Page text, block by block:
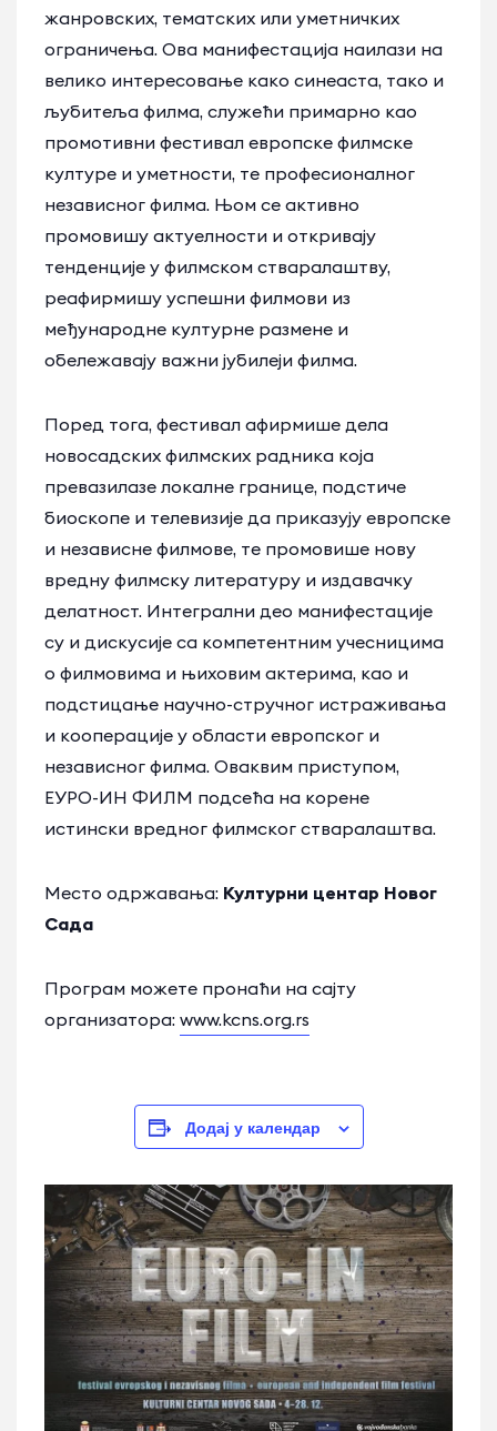
жанровских, тематских или уметничких
ограничења. Ова манифестација наилази на
велико интересовање како синеаста, тако и
љубитеља филма, служећи примарно као
промотивни фестивал европске филмске
културе и уметности, те професионалног
независног филма. Њом се активно
промовишу актуелности и откривају
тенденције у филмском стваралаштву,
реафирмишу успешни филмови из
међународне културне размене и
обележавају важни јубилеји филма.
Поред тога, фестивал афирмише дела
новосадских филмских радника која
превазилазе локалне границе, подстиче
биоскопе и телевизије да приказују европске
и независне филмове, те промовише нову
вредну филмску литературу и издавачку
делатност. Интегрални део манифестације
су и дискусије са компетентним учесницима
о филмовима и њиховим актерима, као и
подстицање научно-стручног истраживања
и кооперације у области европског и
независног филма. Оваквим приступом,
ЕУРО-ИН ФИЛМ подсећа на корене
истински вредног филмског стваралаштва.
Место одржавања: Културни центар Новог
Сада
Програм можете пронаћи на сајту
организатора: www.kcns.org.rs
Додај у календар